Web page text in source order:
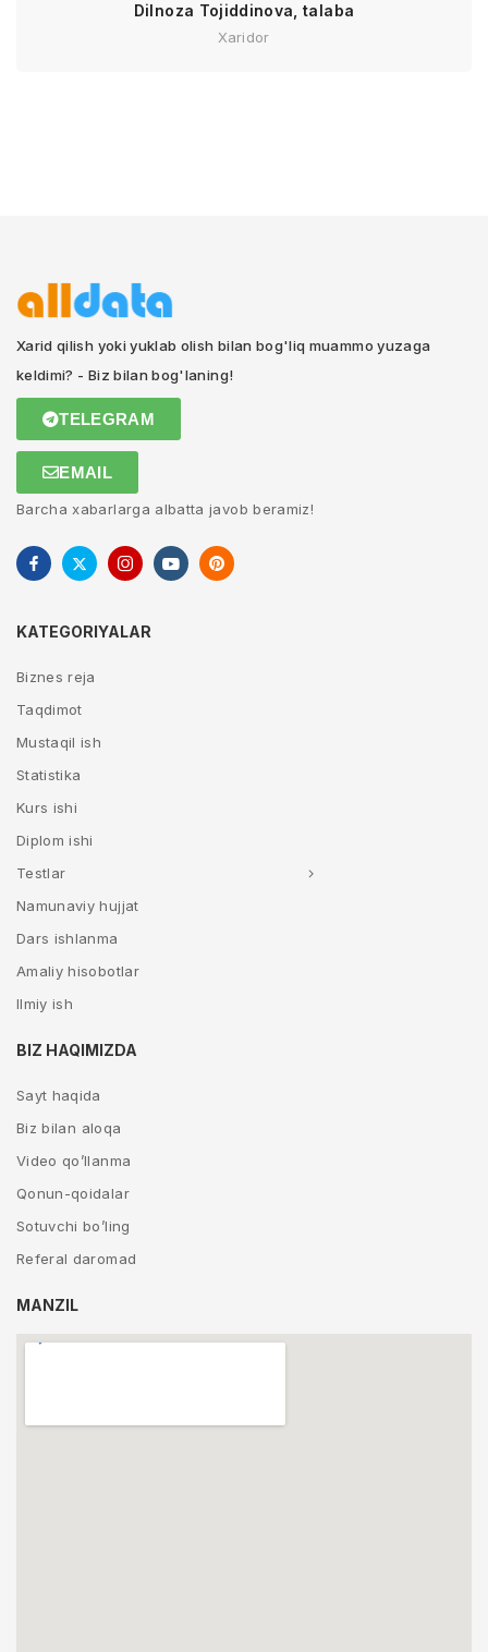
Dilnoza Tojiddinova, talaba
Xaridor
Xarid qilish yoki yuklab olish bilan bog'liq muammo yuzaga
keldimi? - Biz bilan bog'laning!
TELEGRAM
EMAIL
Barcha xabarlarga albatta javob beramiz!
KATEGORIYALAR
Biznes reja
Taqdimot
Mustaqil ish
Statistika
Kurs ishi
Diplom ishi
Testlar
Namunaviy hujjat
Dars ishlanma
Amaliy hisobotlar
Ilmiy ish
BIZ HAQIMIZDA
Sayt haqida
Biz bilan aloqa
Video qo’llanma
Qonun-qoidalar
Sotuvchi bo’ling
Referal daromad
MANZIL